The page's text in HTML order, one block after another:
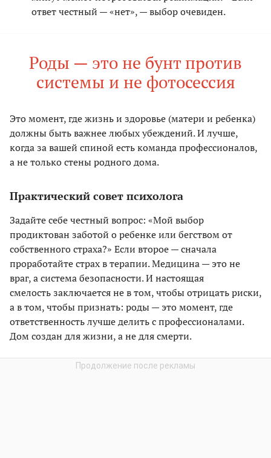
ответ честный — «нет», — выбор очевиден.
Роды — это не бунт против
системы и не фотосессия
Это момент, где жизнь и здоровье (матери и ребенка)
должны быть важнее любых убеждений. И лучше,
когда за вашей спиной есть команда профессионалов,
а не только стены родного дома.
Практический совет психолога
Задайте себе честный вопрос: «Мой выбор
продиктован заботой о ребенке или бегством от
собственного страха?» Если второе — сначала
проработайте страх в терапии. Медицина — это не
враг, а система безопасности. И настоящая
смелость заключается не в том, чтобы отрицать риски,
а в том, чтобы признать: роды — это момент, где
ответственность лучше делить с профессионалами.
Дом создан для жизни, а не для смерти.